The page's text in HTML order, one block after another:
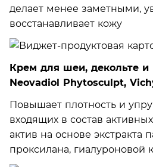
делает менее заметными,
восстанавливает кожу
Крем для шеи, декольте и
Neovadiol Phytosculpt,
Повышает плотность и
входящих в состав
актив на основе экстракта
проксилана, гиалуроновой